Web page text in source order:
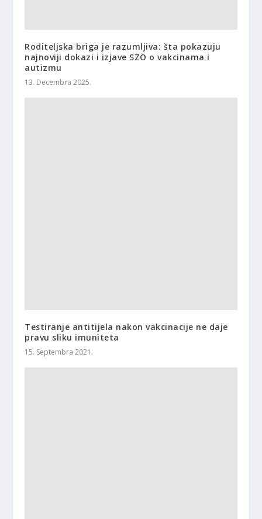
Roditeljska briga je razumljiva: šta pokazuju
najnoviji dokazi i izjave SZO o vakcinama i
autizmu
13. Decembra 2025.
Testiranje antitijela nakon vakcinacije ne daje
pravu sliku imuniteta
15. Septembra 2021.